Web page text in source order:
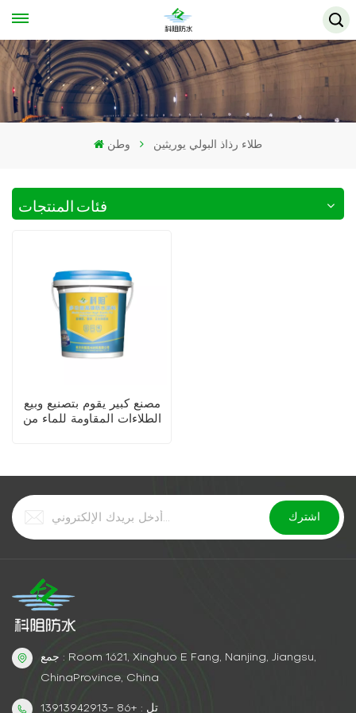
وطن طلاء رذاذ البولي يوريثين
فئات المنتجات
مصنع كبير يقوم بتصنيع وبيع
الطلاءات المقاومة للماء من
جمع : Room 1621, Xinghuo E Fang, Nanjing, Jiangsu,
ChinaProvince, China
تل : +86 -13913942913